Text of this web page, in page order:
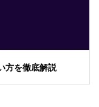
方を徹底解説